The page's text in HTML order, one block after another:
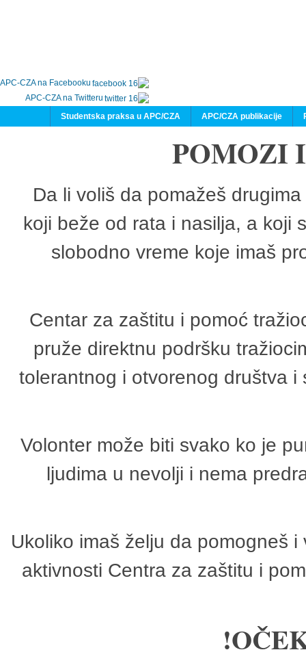
APC-CZA na Facebooku
APC-CZA na Twitteru
APC/CZA publikacije
Studentska praksa u APC/CZA
POMOZI
Da li voliš da pomažeš
koji beže od rata i nasilja, a koji
slobodno vreme koje imaš
Centar za zaštitu i pomoć
pruže direktnu podršku
tolerantnog i otvorenog društva
Volonter može biti svako ko je
ljudima u nevolji i nema
Ukoliko imaš želju da pomogneš
aktivnosti Centra za zaštitu i